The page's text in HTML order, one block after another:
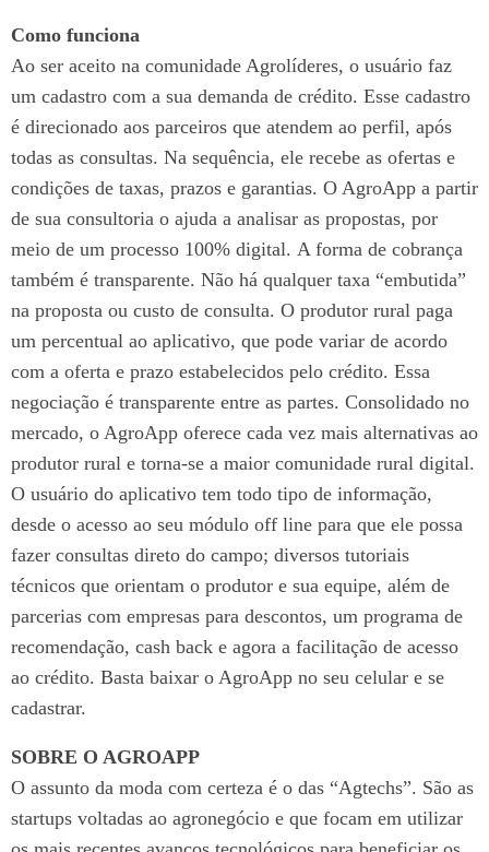
Como funciona
Ao ser aceito na comunidade Agrolíderes, o usuário faz
um cadastro com a sua demanda de crédito. Esse cadastro
é direcionado aos parceiros que atendem ao perfil, após
todas as consultas. Na sequência, ele recebe as ofertas e
condições de taxas, prazos e garantias. O AgroApp a partir
de sua consultoria o ajuda a analisar as propostas, por
meio de um processo 100% digital. A forma de cobrança
também é transparente. Não há qualquer taxa “embutida”
na proposta ou custo de consulta. O produtor rural paga
um percentual ao aplicativo, que pode variar de acordo
com a oferta e prazo estabelecidos pelo crédito. Essa
negociação é transparente entre as partes. Consolidado no
mercado, o AgroApp oferece cada vez mais alternativas ao
produtor rural e torna-se a maior comunidade rural digital.
O usuário do aplicativo tem todo tipo de informação,
desde o acesso ao seu módulo off line para que ele possa
fazer consultas direto do campo; diversos tutoriais
técnicos que orientam o produtor e sua equipe, além de
parcerias com empresas para descontos, um programa de
recomendação, cash back e agora a facilitação de acesso
ao crédito. Basta baixar o AgroApp no seu celular e se
cadastrar.
SOBRE O AGROAPP
O assunto da moda com certeza é o das “Agtechs”. São as
startups voltadas ao agronegócio e que focam em utilizar